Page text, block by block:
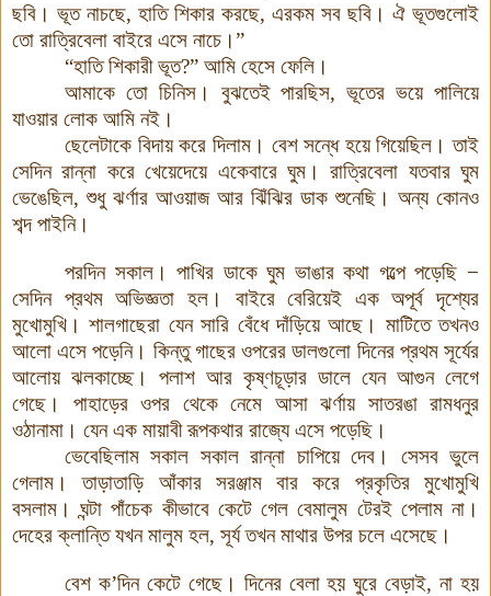
ছবি। ভূত নাচছে, হাতি শিকার করছে, এরকম সব ছবি। ঐ ভূতগুলোই
তো রাত্রিবেলা বাইরে এসে নাচে।”
“হাতি শিকারী ভূত?” আমি হেসে ফেলি।
আমাকে তো চিনিস। বুঝতেই পারছিস, ভূতের ভয়ে পালিয়ে
যাওয়ার লোক আমি নই।
ছেলেটাকে বিদায় করে দিলাম। বেশ সন্ধে হয়ে গিয়েছিল । তাই
সেদিন রান্না করে খেয়েদেয়ে একেবারে ঘুম। রাত্রিবেলা যতবার ঘুম
ভেঙেছিল, শুধু ঝর্ণার আওয়াজ আর ঝিঁঝির ডাক শুনেছি। অন্য কোনও
শব্দ পাইনি।
পরদিন সকাল। পাখির ডাকে ঘুম ভাঙার কথা গল্পে পড়েছি −
সেদিন প্রথম অভিজ্ঞতা হল। বাইরে বেরিয়েই এক অপূর্ব দৃশ্যের
মুখোমুখি । শালগাছেরা যেন সারি বেঁধে দাঁড়িয়ে আছে। মাটিতে তখনও
আলো এসে পড়েনি। কিন্তু গাছের ওপরের ডালগুলো দিনের প্রথম সূর্যের
আলোয় ঝলকাচ্ছে। পলাশ আর কৃষ্ণচূড়ার ডালে যেন আগুন লেগে
গেছে। পাহাড়ের ওপর থেকে নেমে আসা ঝর্ণায় সাতরঙা রামধনুর
ওঠানামা। যেন এক মায়াবী রূপকথার রাজ্যে এসে পড়েছি।
ভেবেছিলাম সকাল সকাল রান্না চাপিয়ে দেব। সেসব ভুলে
গেলাম। তাড়াতাড়ি আঁকার সরঞ্জাম বার করে প্রকৃতির মুখোমুখি
বসলাম। ঘন্টা পাঁচেক কীভাবে কেটে গেল বেমালুম টেরই পেলাম না।
দেহের ক্লান্তি যখন মালুম হল, সূর্য তখন মাথার উপর চলে এসেছে ।
বেশ ক’দিন কেটে গেছে। দিনের বেলা হয় ঘুরে বেড়াই, না হয়